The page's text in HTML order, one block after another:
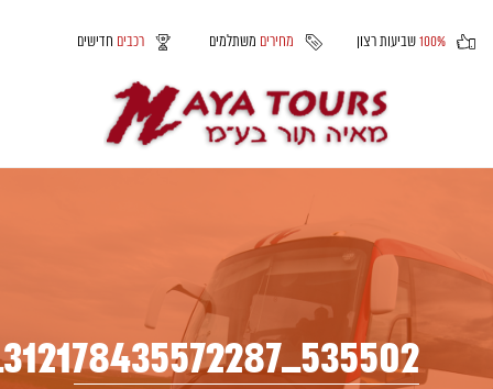
100%שביעות רצון מחירים משתלמים רכבים חדישים
535502_312178435572287_1000342282_n